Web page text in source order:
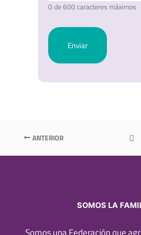
0 de 600 caracteres máximos
ANTERIOR
SOMOS LA